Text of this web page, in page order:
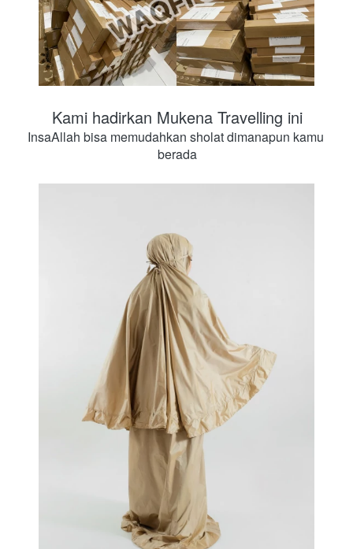
Kami hadirkan Mukena Travelling ini
InsaAllah bisa memudahkan sholat dimanapun kamu
berada